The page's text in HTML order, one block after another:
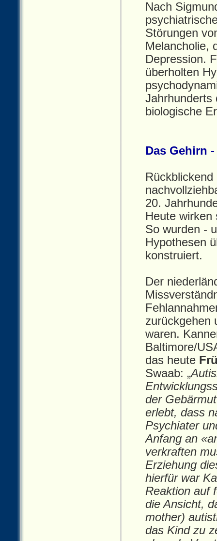
Nach
Störungen
Melancholie,
Depression.
überholten
Jahrhunderts
biologische
Das Gehirn
20.
Heute wirken
So wurden ‑
Hypothesen
konstruiert.
Der
zurückgehen
waren.
Baltimore/
das heute
Swaab: „
der
erlebt, dass
Psychiater
Anfang an
verkraften
Erziehung
hierfür war
Reaktion auf
die Ansicht,
mother)
das Kind zu